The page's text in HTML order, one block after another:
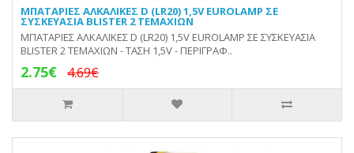
ΜΠΑΤΑΡΙΕΣ ΑΛΚΑΛΙΚΕΣ D (LR20) 1,5V EUROLAMP ΣΕ
ΣΥΣΚΕΥΑΣΙΑ BLISTER 2 ΤΕΜΑΧΙΩΝ
ΜΠΑΤΑΡΙΕΣ ΑΛΚΑΛΙΚΕΣ D (LR20) 1,5V EUROLAMP ΣΕ ΣΥΣΚΕΥΑΣΙΑ
BLISTER 2 ΤΕΜΑΧΙΩΝ - ΤΑΣΗ 1,5V - ΠΕΡΙΓΡΑΦ..
2.75€ 4.69€